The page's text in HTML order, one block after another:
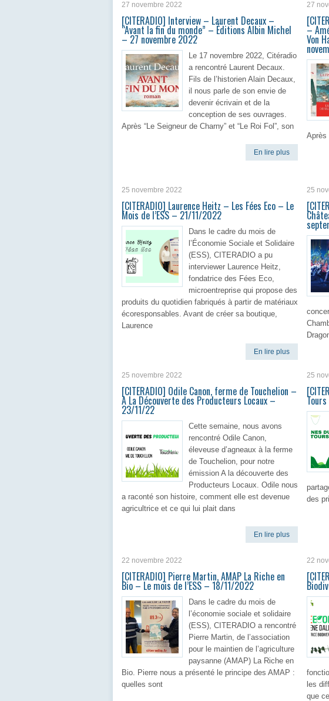
27 novembre 2022
[CITERADIO] Interview – Laurent Decaux –
“Avant la fin du monde” – Éditions Albin Michel
– 27 novembre 2022
Le 17 novembre 2022, Citéradio
a rencontré Laurent Decaux.
Fils de l’historien Alain Decaux,
il nous parle de son envie de
devenir écrivain et de la
conception de ses ouvrages.
Après “Le Seigneur de Charny” et “Le Roi Fol”, son
En lire plus
27
–
Von
Après
25 novembre 2022
[CITERADIO] Laurence Heitz – Les Fées Eco – Le
Mois de l’ESS – 21/11/2022
Dans le cadre du mois de
l’Économie Sociale et Solidaire
(ESS), CITERADIO a pu
interviewer Laurence Heitz,
fondatrice des Fées Eco,
microentreprise qui propose des
produits du quotidien fabriqués à partir de matériaux
écoresponsables. Avant de créer sa boutique,
Laurence
En lire plus
25
25 novembre 2022
[CITERADIO] Odile Canon, ferme de Touchelion –
A La Découverte des Producteurs Locaux –
23/11/22
Cette semaine, nous avons
rencontré Odile Canon,
éleveuse d’agneaux à la ferme
de Touchelion, pour notre
émission A la découverte des
Producteurs Locaux. Odile nous
a raconté son histoire, comment elle est devenue
agricultrice et ce qui lui plait dans
En lire plus
25
des
22 novembre 2022
[CITERADIO] Pierre Martin, AMAP La Riche en
Bio – Le mois de l’ESS – 18/11/2022
Dans le cadre du mois de
l’économie sociale et solidaire
(ESS), CITERADIO a rencontré
Pierre Martin, de l’association
pour le maintien de l’agriculture
paysanne (AMAP) La Riche en
Bio. Pierre nous a présenté le principe des AMAP :
quelles sont
22
les
que ce